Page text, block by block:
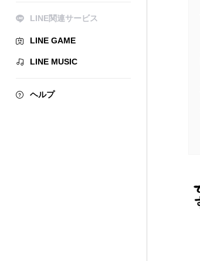
LINE関連サービス
LINE GAME
LINE MUSIC
ヘルプ